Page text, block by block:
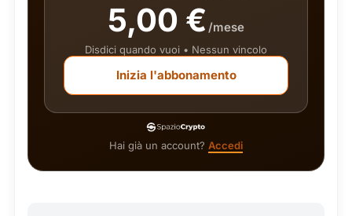
5,00 € /mese
Disdici quando vuoi • Nessun vincolo
Inizia l'abbonamento
Hai già un account? Accedi